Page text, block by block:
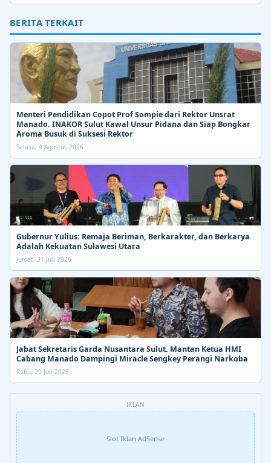
BERITA TERKAIT
Menteri Pendidikan Copot Prof Sompie dari Rektor Unsrat
Manado. INAKOR Sulut Kawal Unsur Pidana dan Siap Bongkar
Aroma Busuk di Suksesi Rektor
Selasa, 4 Agustus 2026
Gubernur Yulius: Remaja Beriman, Berkarakter, dan Berkarya
Adalah Kekuatan Sulawesi Utara
Jumat, 31 Juli 2026
Jabat Sekretaris Garda Nusantara Sulut. Mantan Ketua HMI
Cabang Manado Dampingi Miracle Sengkey Perangi Narkoba
Rabu, 29 Juli 2026
IKLAN
Slot Iklan AdSense